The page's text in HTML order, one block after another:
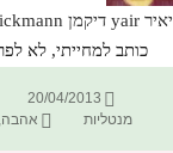
יאיר yair דיקמן dickmann
כותב למחייתי, לא
פורסם
בתאריך
20/04/2013
מנטליות
תגיות
אהבה,